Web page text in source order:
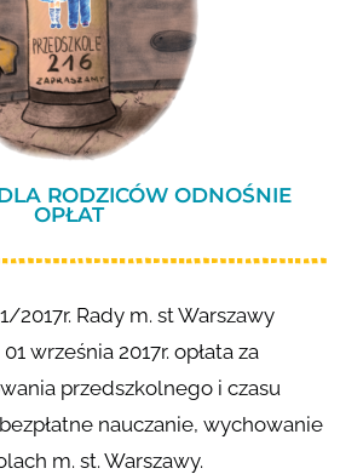
RODZICÓW ODNOŚNIE
OPŁAT
2017r. Rady m. st Warszawy
września 2017r. opłata za
przedszkolnego i czasu
nauczanie, wychowanie
m. st. Warszawy.